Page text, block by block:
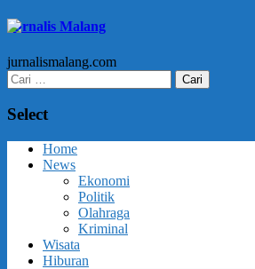
Jurnalis Malang
jurnalismalang.com
Cari
untuk:
Select
Home
News
Ekonomi
Politik
Olahraga
Kriminal
Wisata
Hiburan